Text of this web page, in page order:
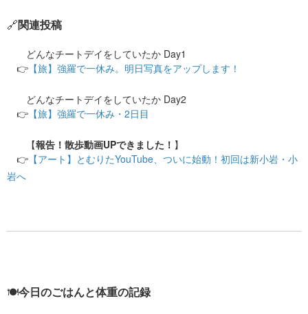
​🔗関連投稿
どんなチートデイをしていたか Day1
👉​ 【旅】強羅で一休み。明日写真をアップします！
どんなチートデイをしていたか Day2
👉​ 【旅】強羅で一休み・2日目
【報告！散歩動画UPできました！ 】
👉​ 【アート】とむりたYouTube、ついに始動！初回は新小岩・小
岩へ
🍽️今日のごはんと体重の記録